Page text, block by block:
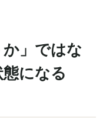
」ではな
になる